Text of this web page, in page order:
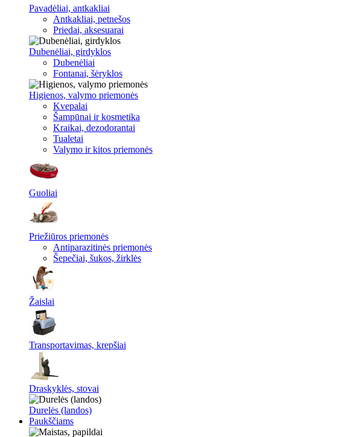
Pavadėliai, antkakliai
Antkakliai, petnešos
Priedai, aksesuarai
Dubenėliai, girdyklos
Dubenėliai
Fontanai, šėryklos
Higienos, valymo priemonės
Kvepalai
Šampūnai ir kosmetika
Kraikai, dezodorantai
Tualetai
Valymo ir kitos priemonės
Guoliai
Priežiūros priemonės
Antiparazitinės priemonės
Šepečiai, šukos, žirklės
Žaislai
Transportavimas, krepšiai
Draskyklės, stovai
Durelės (landos)
Paukščiams